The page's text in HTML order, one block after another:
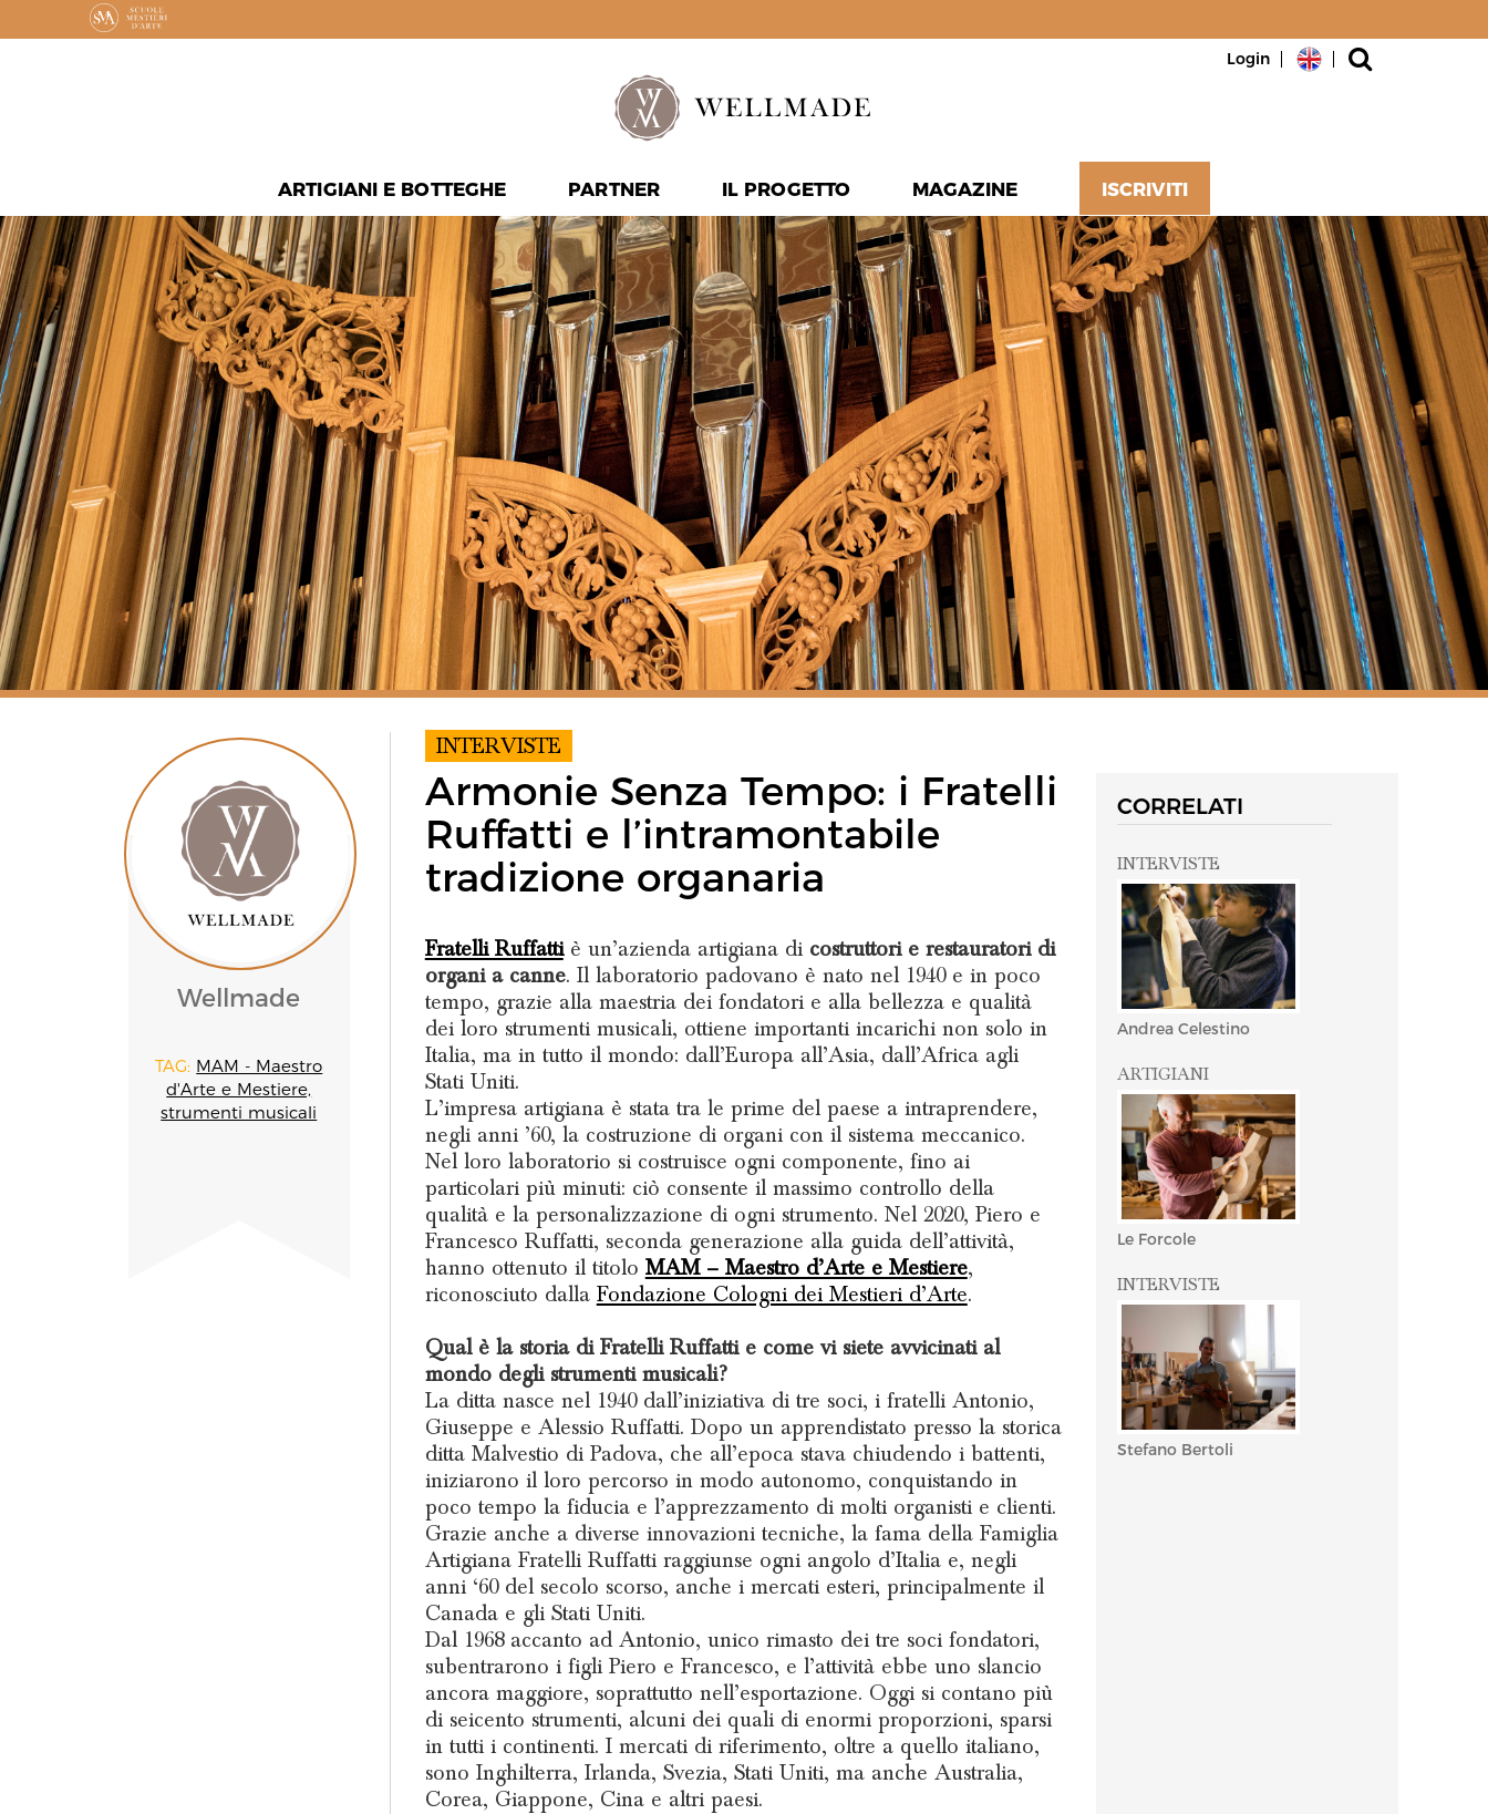
Login
ARTIGIANI E BOTTEGHE PARTNER IL PROGETTO MAGAZINE ISCRIVITI
Wellmade
TAG: MAM - Maestro
d'Arte e Mestiere,
strumenti musicali
INTERVISTE
Armonie Senza Tempo: i Fratelli
Ruffatti e l’intramontabile
tradizione organaria
Fratelli Ruffattiè un’azienda artigiana di costruttori e restauratori di
organi a canne. Il laboratorio padovano è nato nel 1940 e in poco
tempo, grazie alla maestria dei fondatori e alla bellezza e qualità
dei loro strumenti musicali, ottiene importanti incarichi non solo in
Italia, ma in tutto il mondo: dall’Europa all’Asia, dall’Africa agli
Stati Uniti.
L’impresa artigiana è stata tra le prime del paese a intraprendere,
negli anni ’60, la costruzione di organi con il sistema meccanico.
Nel loro laboratorio si costruisce ogni componente, fino ai
particolari più minuti: ciò consente il massimo controllo della
qualità e la personalizzazione di ogni strumento. Nel 2020, Piero e
Francesco Ruffatti, seconda generazione alla guida dell’attività,
hanno ottenuto il titolo MAM – Maestro d’Arte e Mestiere,
riconosciuto dalla Fondazione Cologni dei Mestieri d’Arte.
Qual è la storia di Fratelli Ruffatti e come vi siete avvicinati al
mondo degli strumenti musicali?
La ditta nasce nel 1940 dall’iniziativa di tre soci, i fratelli Antonio,
Giuseppe e Alessio Ruffatti. Dopo un apprendistato presso la storica
ditta Malvestio di Padova, che all’epoca stava chiudendo i battenti,
iniziarono il loro percorso in modo autonomo, conquistando in
poco tempo la fiducia e l’apprezzamento di molti organisti e clienti.
Grazie anche a diverse innovazioni tecniche, la fama della Famiglia
Artigiana Fratelli Ruffatti raggiunse ogni angolo d’Italia e, negli
anni ‘60 del secolo scorso, anche i mercati esteri, principalmente il
Canada e gli Stati Uniti.
Dal 1968 accanto ad Antonio, unico rimasto dei tre soci fondatori,
subentrarono i figli Piero e Francesco, e l’attività ebbe uno slancio
ancora maggiore, soprattutto nell’esportazione. Oggi si contano più
di seicento strumenti, alcuni dei quali di enormi proporzioni, sparsi
in tutti i continenti. I mercati di riferimento, oltre a quello italiano,
sono Inghilterra, Irlanda, Svezia, Stati Uniti, ma anche Australia,
Corea, Giappone, Cina e altri paesi.
CORRELATI
INTERVISTE
Andrea Celestino
ARTIGIANI
Le Forcole
INTERVISTE
Stefano Bertoli